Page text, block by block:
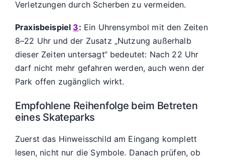
Verletzungen durch Scherben zu vermeiden.
Praxisbeispiel 3: Ein Uhrensymbol mit den Zeiten
8–22 Uhr und der Zusatz „Nutzung außerhalb
dieser Zeiten untersagt“ bedeutet: Nach 22 Uhr
darf nicht mehr gefahren werden, auch wenn der
Park offen zugänglich wirkt.
Empfohlene Reihenfolge beim Betreten
eines Skateparks
Zuerst das Hinweisschild am Eingang komplett
lesen, nicht nur die Symbole. Danach prüfen, ob